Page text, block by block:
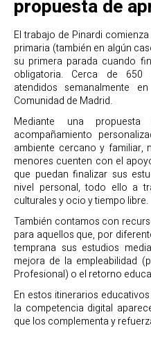
propuesta de
El trabajo de Pinardi
primaria (también en algún
su primera parada cuando
obligatoria. Cerca de 650
atendidos semanalmente
Comunidad de Madrid.
Mediante una
acompañamiento
ambiente cercano y familiar,
menores cuenten con el
que puedan finalizar sus
nivel personal, todo ello a
culturales y ocio y tiempo libre.
También contamos con
para aquellos que, por
temprana sus estudios
mejora de la empleabilidad
Profesional) o el retorno
En estos itinerarios
la competencia digital
que los complementa y